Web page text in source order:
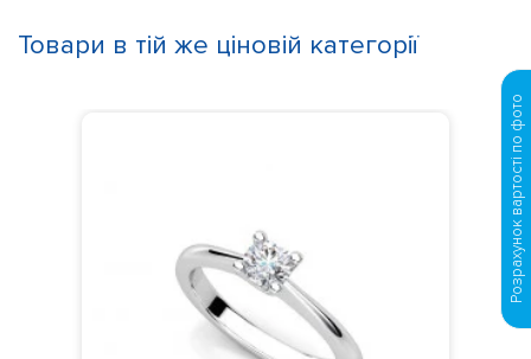
Товари в тій же ціновій категорії
Розрахунок вартості по фото